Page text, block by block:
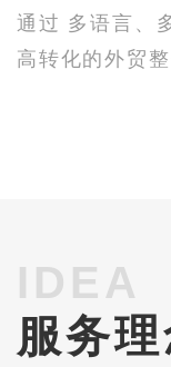
通过 多语言、
高转化的外贸
IDEA
服务